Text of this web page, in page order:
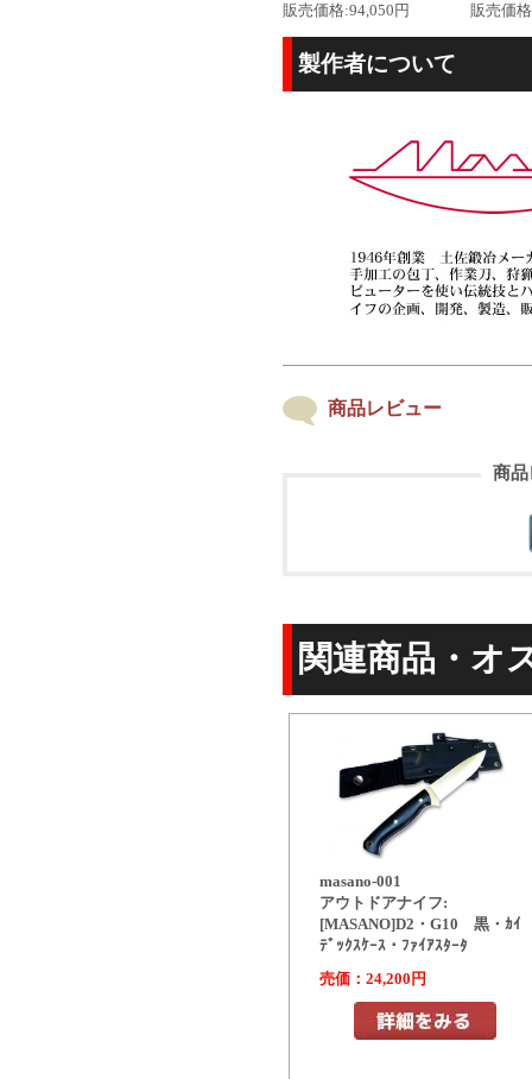
販売価格:94,050円
販売価
製作者について
商品レビュー
商品
関連商品・オ
masano-001
アウトドアナイフ:
[MASANO]D2・G10 黒・ｶｲ
ﾃﾞｯｸｽｹｰｽ・ﾌｧｲｱｽﾀｰﾀ
売価：24,200円